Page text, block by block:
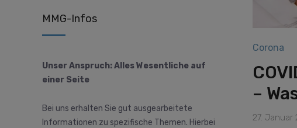
Corona
–
27. Januar
MMG-Infos
Unser Anspruch: Alles Wesentliche auf
einer Seite
Bei uns erhalten Sie gut ausgearbeitete
Informationen zu spezifische Themen. Hierbei